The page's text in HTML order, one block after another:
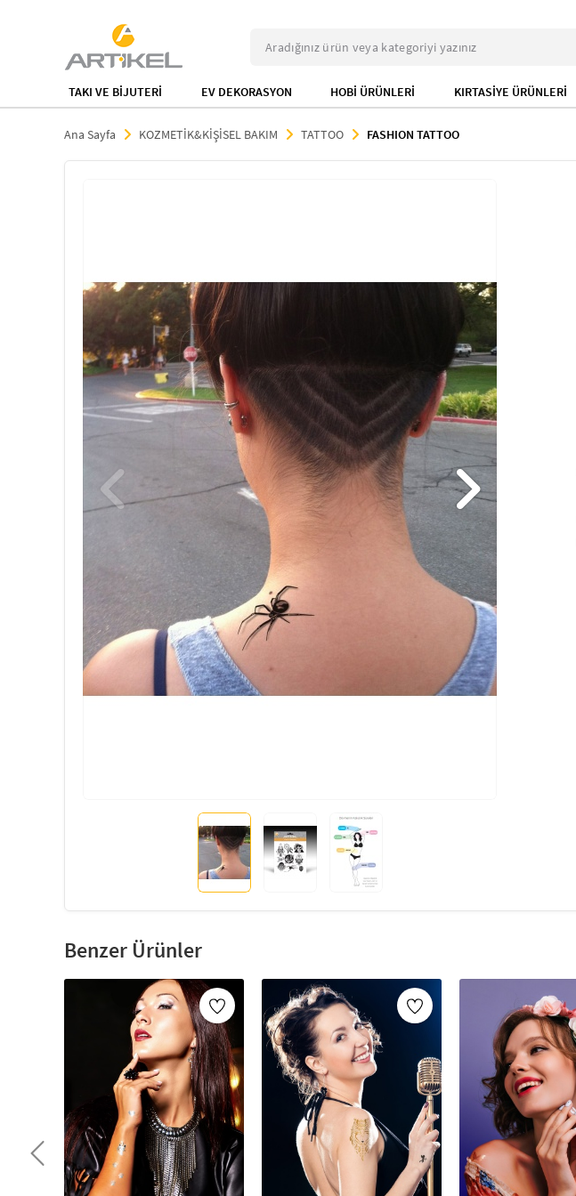
TAKI VE BİJUTERİ EV DEKORASYON HOBİ ÜRÜNLERİ KIRTASİYE ÜRÜNLERİ
Ana Sayfa KOZMETİK&KİŞİSEL BAKIM TATTOO FASHION TATTOO
Benzer Ürünler